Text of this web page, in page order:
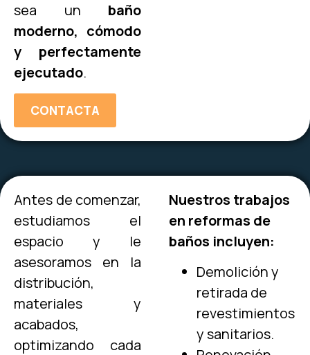
sea un baño
moderno, cómodo
y perfectamente
ejecutado.
CONTACTA
Antes de comenzar,
estudiamos el
espacio y le
asesoramos en la
distribución,
materiales y
acabados,
optimizando cada
Nuestros trabajos
en reformas de
baños incluyen:
Demolición y
retirada de
revestimientos
y sanitarios.